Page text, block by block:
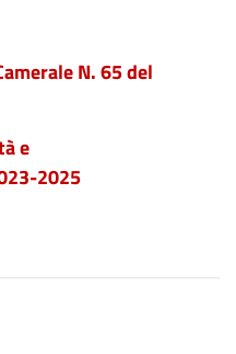
N. 65 del
e
2025